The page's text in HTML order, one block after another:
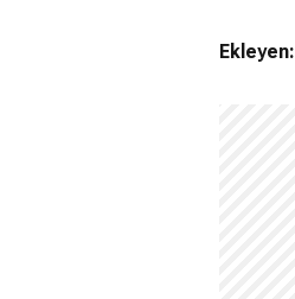
Ekleyen: